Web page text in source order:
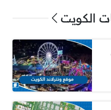
الكويت